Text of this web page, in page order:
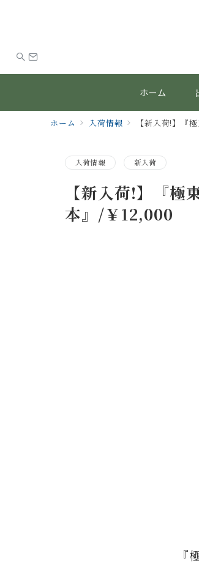
ホーム
ホーム 入荷情報 【新入荷!】『
入荷情報 新入荷
【新入荷!】『
本』/￥12,000